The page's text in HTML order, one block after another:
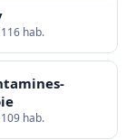
hab.
hab.